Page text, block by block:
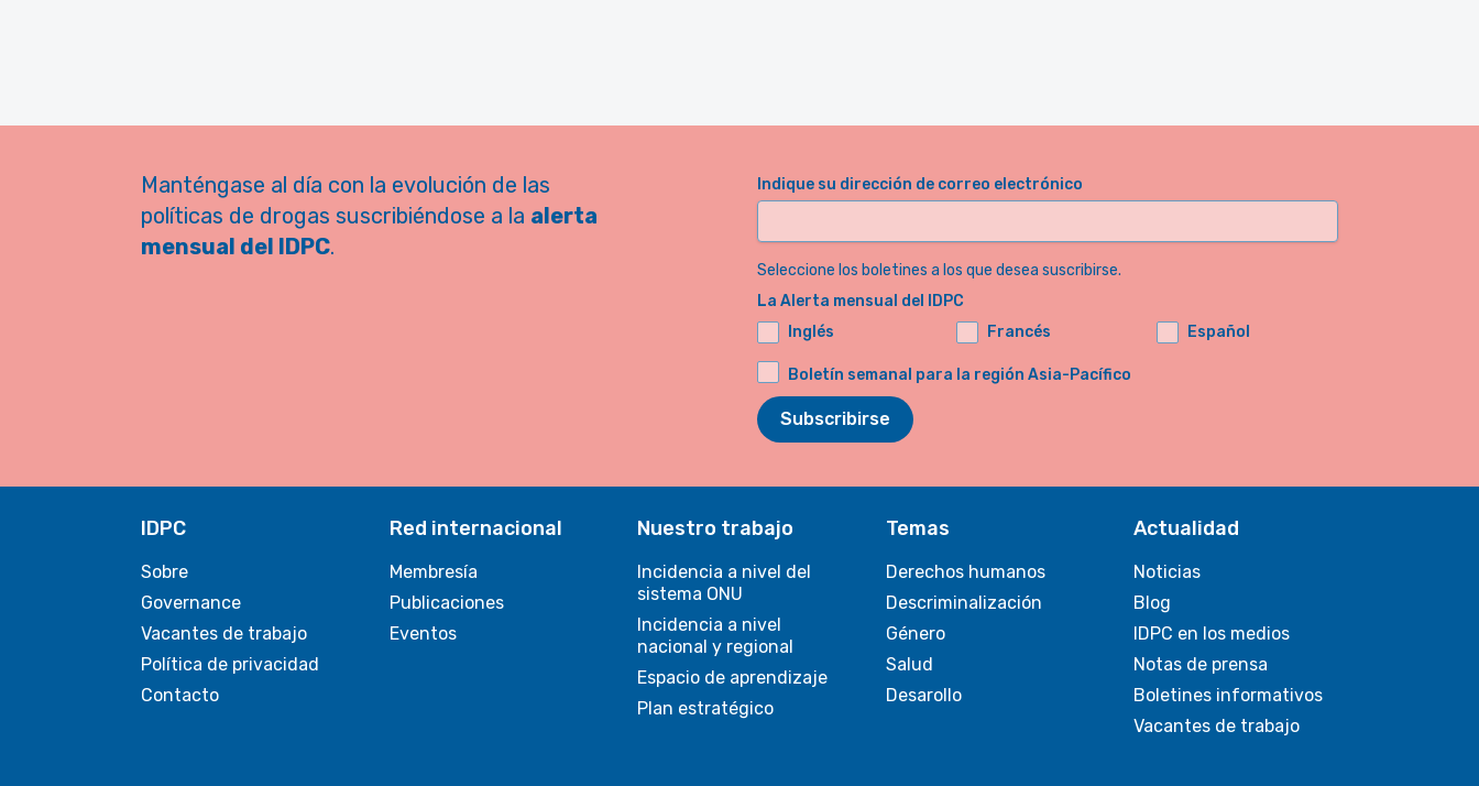
Manténgase al día con la evolución de las
políticas de drogas suscribiéndose a la alerta
mensual del IDPC.
Indique su dirección de correo electrónico
Seleccione los boletines a los que desea suscribirse.
La Alerta mensual del IDPC
Inglés
Francés Español
Boletín semanal para la región Asia-Pacífico
Subscribirse
IDPC
Sobre
Governance
Vacantes de trabajo
Política de privacidad
Contacto
Red internacional
Membresía
Publicaciones
Eventos
Nuestro trabajo
Incidencia a nivel del
sistema ONU
Incidencia a nivel
nacional y regional
Espacio de aprendizaje
Plan estratégico
Temas
Derechos humanos
Descriminalización
Género
Salud
Desarollo
Actualidad
Noticias
Blog
IDPC en los medios
Notas de prensa
Boletines informativos
Vacantes de trabajo